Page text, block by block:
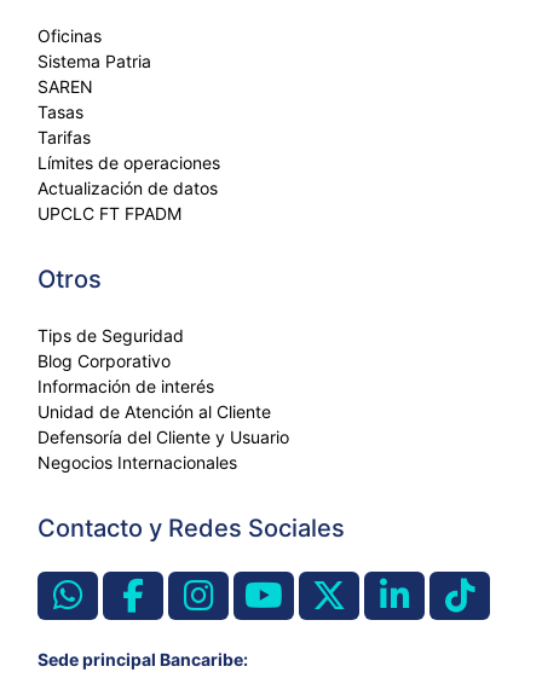
Oficinas
Sistema Patria
SAREN
Tasas
Tarifas
Límites de operaciones
Actualización de datos
UPCLC FT FPADM
Otros
Tips de Seguridad
Blog Corporativo
Información de interés
Unidad de Atención al Cliente
Defensoría del Cliente y Usuario
Negocios Internacionales
Contacto y Redes Sociales
Sede principal Bancaribe: